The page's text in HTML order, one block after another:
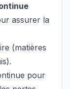
assurer la
(matières
pour